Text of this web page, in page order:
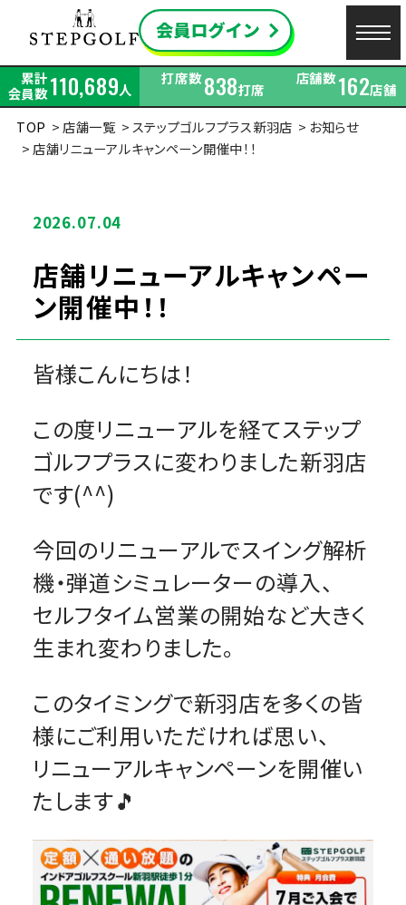
累計
会員数110,689人
打席数838打席
店舗数162店舗
TOP
店舗一覧 ステップゴルフプラス新羽店
お知らせ
店舗リニューアルキャンペーン開催中！！
2026.07.04
店舗リニューアルキャンペー
ン開催中！！
皆様こんにちは！
この度リニューアルを経てステップ
ゴルフプラスに変わりました新羽店
です(^^)
今回のリニューアルでスイング解析
機・弾道シミュレーターの導入、
セルフタイム営業の開始など大きく
生まれ変わりました。
このタイミングで新羽店を多くの皆
様にご利用いただければ思い、
リニューアルキャンペーンを開催い
たします🎵